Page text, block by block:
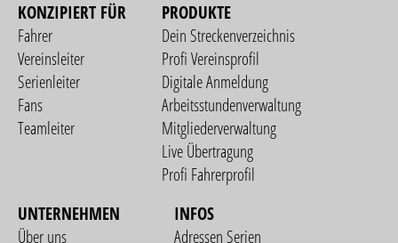
KONZIPIERT FÜR
Fahrer
Vereinsleiter
Serienleiter
Fans
Teamleiter
PRODUKTE
Dein Streckenverzeichnis
Profi Vereinsprofil
Digitale Anmeldung
Arbeitsstundenverwaltung
Mitgliederverwaltung
Live Übertragung
Profi Fahrerprofil
UNTERNEHMEN
Über uns
INFOS
Adressen Serien